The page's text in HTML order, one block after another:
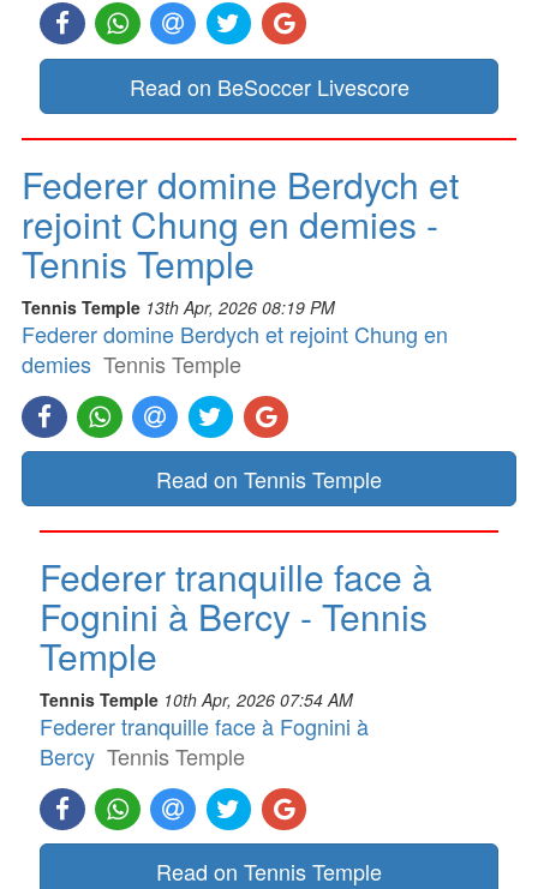
Read on BeSoccer Livescore
Federer domine Berdych et
rejoint Chung en demies -
Tennis Temple
Tennis Temple 13th Apr, 2026 08:19 PM
Federer domine Berdych et rejoint Chung en
demies Tennis Temple
Read on Tennis Temple
Federer tranquille face à
Fognini à Bercy - Tennis
Temple
Tennis Temple 10th Apr, 2026 07:54 AM
Federer tranquille face à Fognini à
Bercy Tennis Temple
Read on Tennis Temple